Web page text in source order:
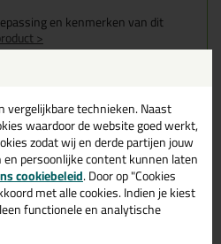
en kenmerken van dit
>
vergelijkbare technieken. Naast
waardoor de website goed werkt,
zodat wij en derde partijen jouw
persoonlijke content kunnen laten
cookiebeleid. Door op "Cookies
met alle cookies. Indien je kiest
functionele en analytische